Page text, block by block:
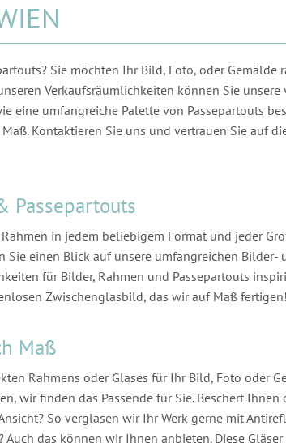
Sie möchten Ihr Bild, Foto, oder Gemälde
Verkaufsräumlichkeiten können Sie
eine umfangreiche Palette von Passepartouts
Kontaktieren Sie uns und vertrauen Sie auf
Passepartouts
in jedem beliebigem Format und jeder
Sie einen Blick auf unsere umfangreichen
für Bilder, Rahmen und Passepartouts
Zwischenglasbild, das wir auf Maß fertigen!
Maß
Rahmens oder Glases für Ihr Bild, Foto oder
wir finden das Passende für Sie. Beschert
So verglasen wir Ihr Werk gerne mit
das können wir Ihnen anbieten. Diese